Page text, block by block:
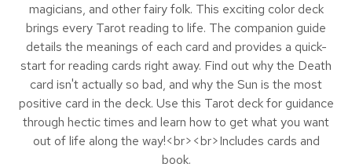
magicians, and other fairy folk. This exciting color deck
brings every Tarot reading to life. The companion guide
details the meanings of each card and provides a quick-
start for reading cards right away. Find out why the Death
card isn't actually so bad, and why the Sun is the most
positive card in the deck. Use this Tarot deck for guidance
through hectic times and learn how to get what you want
out of life along the way!<br><br>Includes cards and
book.